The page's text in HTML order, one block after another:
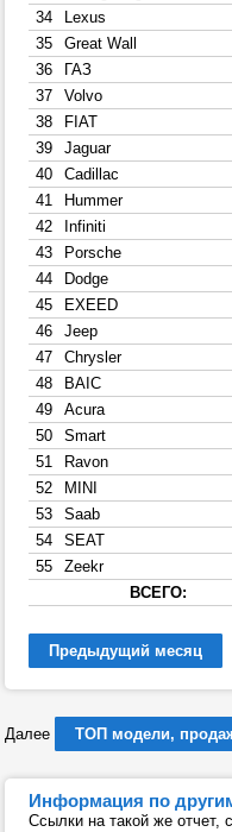
34
Lexus
35
Great Wall
36
ГАЗ
37
Volvo
38
FIAT
39
Jaguar
40
Cadillac
41
Hummer
42
Infiniti
43
Porsche
44
Dodge
45
EXEED
46
Jeep
47
Chrysler
48
BAIC
49
Acura
50
Smart
51
Ravon
52
MINI
53
Saab
54
SEAT
55
Zeekr
ВСЕГО:
Предыдущий месяц
Далее ТОП модели,
Информация по
Ссылки на такой же отчет,